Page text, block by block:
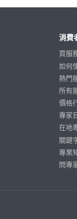
消費
買服
如何
熱門
所有
價格
專家
在地
關鍵
專業
問專